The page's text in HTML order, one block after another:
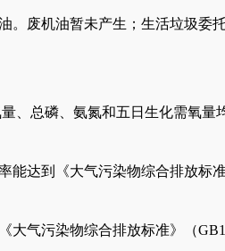
。废机油暂未产生；生活垃圾委
、总磷、氨氮和五日生化需氧量
能达到《大气污染物综合排放标
大气污染物综合排放标准》（